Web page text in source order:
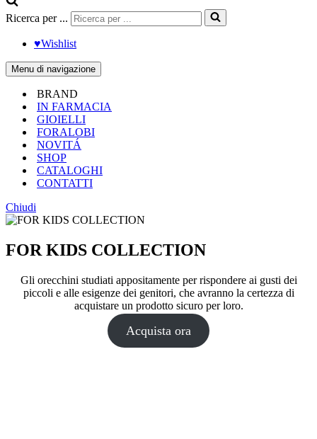
Ricerca per ...
♥︎Wishlist
Menu di navigazione
BRAND
IN FARMACIA
GIOIELLI
FORALOBI
NOVITÁ
SHOP
CATALOGHI
CONTATTI
Chiudi
FOR KIDS COLLECTION
Gli orecchini studiati appositamente per rispondere ai gusti dei
piccoli e alle esigenze dei genitori, che avranno la certezza di
acquistare un prodotto sicuro per loro.
Acquista ora